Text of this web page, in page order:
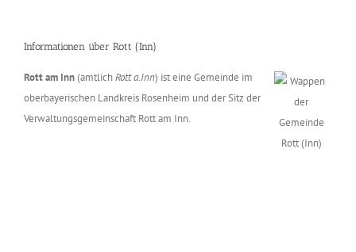
Informationen über Rott (Inn)
Rott am Inn(amtlichRott a.Inn) ist eine Gemeinde im
oberbayerischen Landkreis Rosenheim und der Sitz der
Verwaltungsgemeinschaft Rott am Inn.